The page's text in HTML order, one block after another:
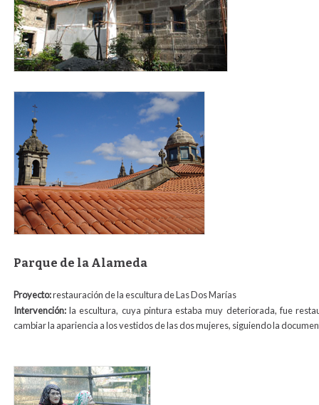
cubierta_salome.jpg
Parque de la Alameda
Proyecto:restauración de la escultura de Las Dos Marías
Intervención:la escultura, cuya pintura estaba muy deteriorada, fue
cambiar la apariencia a los vestidos de las dos mujeres, siguiendo la
dos_marias_antes_restauracion_2011.jpg